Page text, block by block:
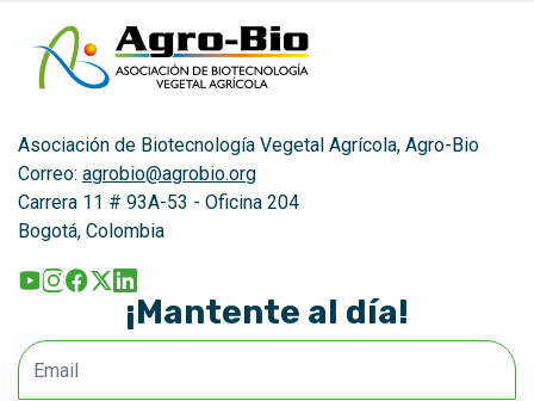
Asociación de Biotecnología Vegetal Agrícola, Agro-Bio
Correo: agrobio@agrobio.org
Carrera 11 # 93A-53 - Oficina 204
Bogotá, Colombia
¡Mantente al día!
Email